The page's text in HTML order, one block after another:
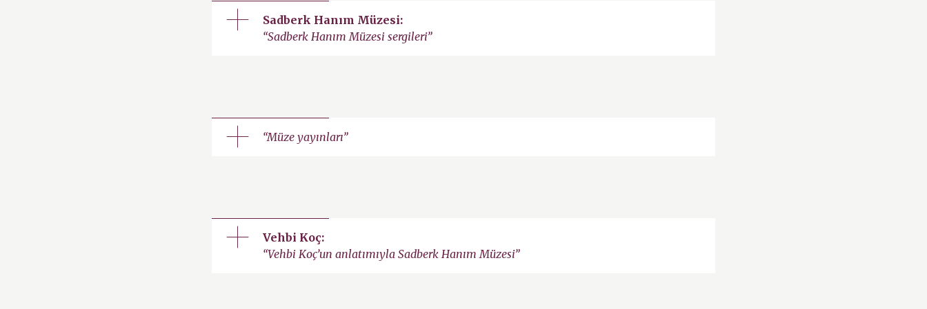
Sadberk Hanım Müzesi:
“Sadberk Hanım Müzesi sergileri”
“Müze yayınları”
Vehbi Koç:
“Vehbi Koç’un anlatımıyla Sadberk Hanım Müzesi”